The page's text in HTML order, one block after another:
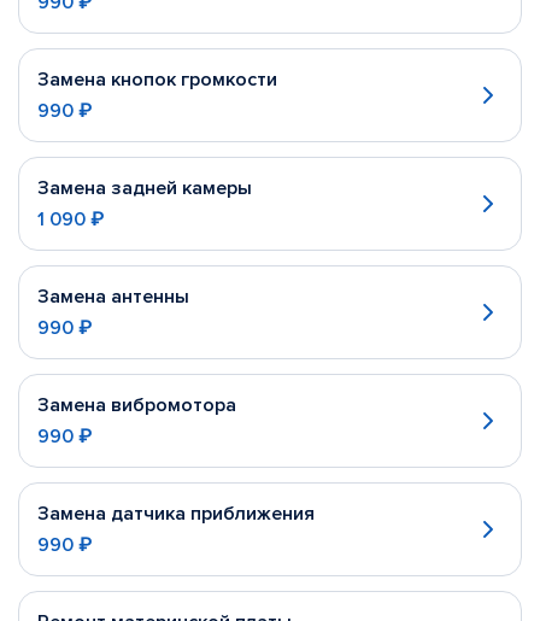
Замена кнопок громкости
990 ₽
Замена задней камеры
1 090 ₽
Замена антенны
990 ₽
Замена вибромотора
990 ₽
Замена датчика приближения
990 ₽